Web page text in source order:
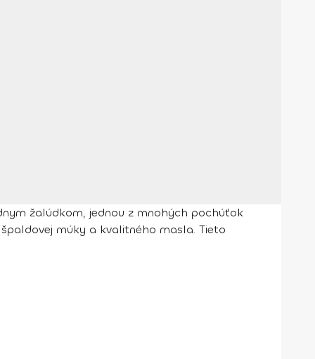
žalúdkom, jednou z mnohých pochúťok
múky a kvalitného masla. Tieto